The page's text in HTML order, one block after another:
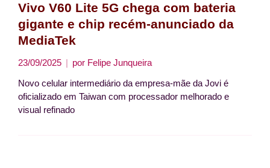
Vivo V60 Lite 5G chega com bateria
gigante e chip recém-anunciado da
MediaTek
23/09/2025 por Felipe Junqueira
Novo celular intermediário da empresa-mãe da Jovi é
oficializado em Taiwan com processador melhorado e
visual refinado